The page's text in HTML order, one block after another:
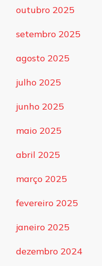
outubro 2025
setembro 2025
agosto 2025
julho 2025
junho 2025
maio 2025
abril 2025
março 2025
fevereiro 2025
janeiro 2025
dezembro 2024